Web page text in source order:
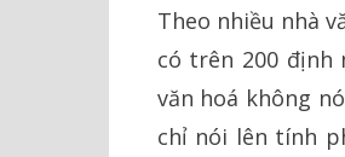
Theo nhiều nhà
có trên 200 định
văn hoá không
chỉ nói lên tính